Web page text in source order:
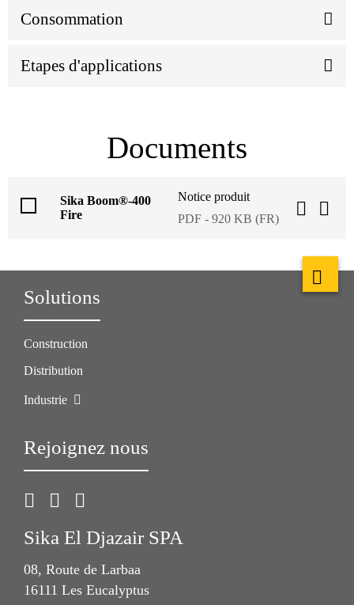
Consommation
Etapes d'applications
Documents
Sika Boom®-400
Fire
Notice produit
PDF - 920 KB (FR)
Solutions
Construction
Distribution
Industrie
Rejoignez nous
Sika El Djazair SPA
08, Route de Larbaa
16111 Les Eucalyptus